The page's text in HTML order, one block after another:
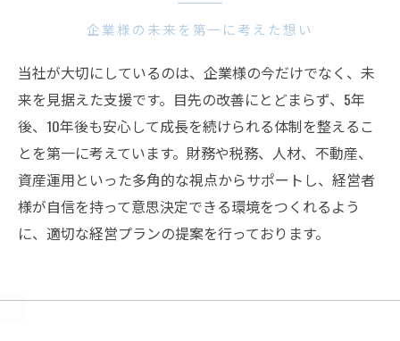
企業様の未来を第一に考えた想い
当社が大切にしているのは、企業様の今だけでなく、未
来を見据えた支援です。目先の改善にとどまらず、5年
後、10年後も安心して成長を続けられる体制を整えるこ
とを第一に考えています。財務や税務、人材、不動産、
資産運用といった多角的な視点からサポートし、経営者
様が自信を持って意思決定できる環境をつくれるよう
に、適切な経営プランの提案を行っております。